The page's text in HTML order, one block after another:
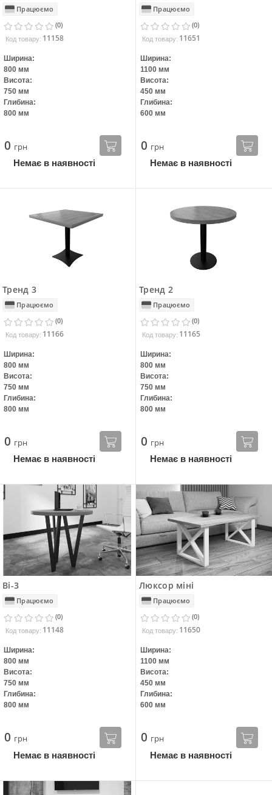
Працюємо
(0)
Код товару: 11158
Ширина:
800 мм
Висота:
750 мм
Глибина:
800 мм
0 грн
Немає в наявності
Працюємо
(0)
Код товару: 11651
Ширина:
1100 мм
Висота:
450 мм
Глибина:
600 мм
0 грн
Немає в наявності
Тренд 3
Працюємо
(0)
Код товару: 11166
Ширина:
800 мм
Висота:
750 мм
Глибина:
800 мм
0 грн
Немає в наявності
Тренд 2
Працюємо
(0)
Код товару: 11165
Ширина:
800 мм
Висота:
750 мм
Глибина:
800 мм
0 грн
Немає в наявності
Ві-3
Працюємо
(0)
Код товару: 11148
Ширина:
800 мм
Висота:
750 мм
Глибина:
800 мм
0 грн
Немає в наявності
Люксор міні
Працюємо
(0)
Код товару: 11650
Ширина:
1100 мм
Висота:
450 мм
Глибина:
600 мм
0 грн
Немає в наявності